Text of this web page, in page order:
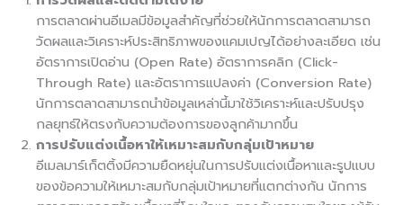
การตลาดผ่านอีเมลมีข้อมูลสำคัญที่ช่วยให้นักการตลาดสามารถ
วัดผลและวิเคราะห์ประสิทธิภาพของแคมเปญได้อย่างละเอียด เช่น
อัตราการเปิดอ่าน (Open Rate) อัตราการคลิก (Click-
Through Rate) และอัตราการแปลงค่า (Conversion Rate)
นักการตลาดสามารถนำข้อมูลเหล่านี้มาใช้วิเคราะห์และปรับปรุง
กลยุทธ์ให้ตรงกับความต้องการของลูกค้ามากขึ้น
การปรับแต่งเนื้อหาให้เหมาะสมกับกลุ่มเป้าหมาย
อีเมลมาร์เก็ตติ้งมีความยืดหยุ่นในการปรับแต่งเนื้อหาและรูปแบบ
ของข้อความให้เหมาะสมกับกลุ่มเป้าหมายที่แตกต่างกัน นักการ